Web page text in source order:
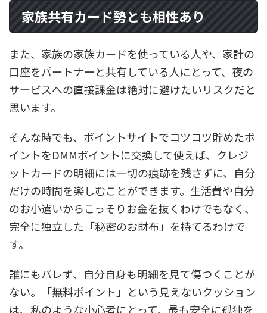
家族共有カード勢とも相性あり
また、家族の家族カードを使っている人や、家計の
口座をパートナーと共有している人にとって、夜の
サービスへの直接課金は絶対に避けたいリスクだと
思います。
そんな時でも、ポイントサイトでコツコツ貯めたポ
イントをDMMポイントに交換して使えば、クレジ
ットカードの明細には一切の痕跡を残さずに、自分
だけの時間を楽しむことができます。生活費や自分
のお小遣いからこっそりお金を抜くわけでもなく、
完全に独立した「秘密のお財布」を持てるわけで
す。
誰にもバレず、自分自身も明細を見て傷つくことが
ない。「無料ポイント」という見えないクッション
は、私のような小心者にとって、最も安全に孤独を